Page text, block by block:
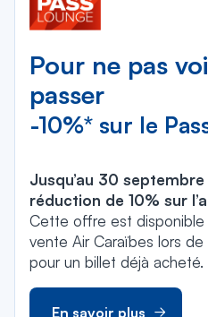
Pour ne pas
passer
-10%* sur le
Jusqu’au 30
réduction de 10% sur
Cette offre est
vente Air Caraïbes lors
pour un billet déjà acheté.
En savoir plus